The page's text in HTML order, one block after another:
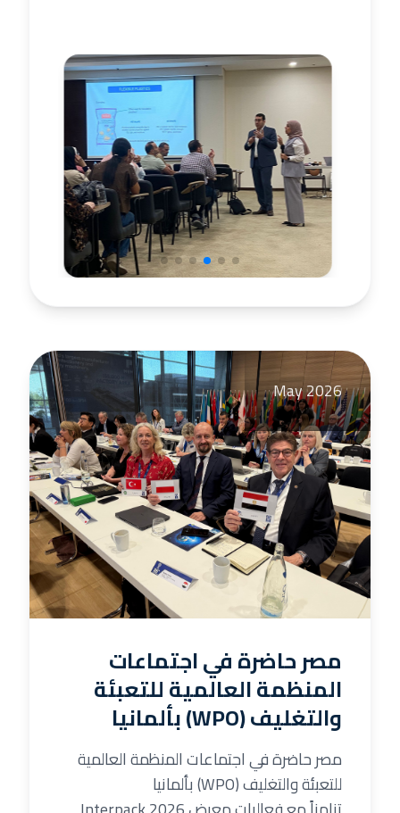
May 2026
مصر حاضرة في اجتماعات
المنظمة العالمية للتعبئة
والتغليف (WPO) بألمانيا
مصر حاضرة في اجتماعات المنظمة العالمية
للتعبئة والتغليف (WPO) بألمانيا